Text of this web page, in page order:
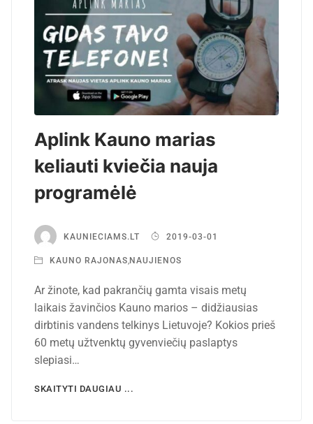
Aplink Kauno marias
keliauti kviečia nauja
programėlė
KAUNIECIAMS.LT 2019-03-01
KAUNO RAJONAS,NAUJIENOS
Ar žinote, kad pakrančių gamta visais metų
laikais žavinčios Kauno marios – didžiausias
dirbtinis vandens telkinys Lietuvoje? Kokios prieš
60 metų užtvenktų gyvenviečių paslaptys
slepiasi…
SKAITYTI DAUGIAU ...